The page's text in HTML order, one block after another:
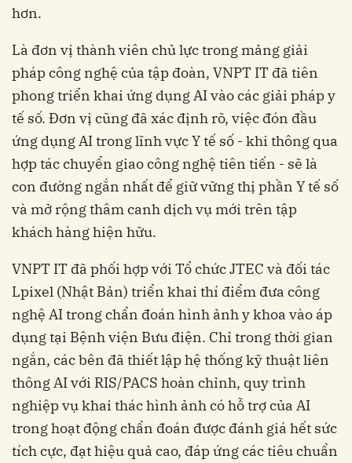
hơn.
Là đơn vị thành viên chủ lực trong mảng giải
pháp công nghệ của tập đoàn, VNPT IT đã tiên
phong triển khai ứng dụng AI vào các giải pháp y
tế số. Đơn vị cũng đã xác định rõ, việc đón đầu
ứng dụng AI trong lĩnh vực Y tế số - khi thông qua
hợp tác chuyển giao công nghệ tiên tiến - sẽ là
con đường ngắn nhất để giữ vững thị phần Y tế số
và mở rộng thâm canh dịch vụ mới trên tập
khách hàng hiện hữu.
VNPT IT đã phối hợp với Tổ chức JTEC và đối tác
Lpixel (Nhật Bản) triển khai thí điểm đưa công
nghệ AI trong chẩn đoán hình ảnh y khoa vào áp
dụng tại Bệnh viện Bưu điện. Chỉ trong thời gian
ngắn, các bên đã thiết lập hệ thống kỹ thuật liên
thông AI với RIS/PACS hoàn chỉnh, quy trình
nghiệp vụ khai thác hình ảnh có hỗ trợ của AI
trong hoạt động chẩn đoán được đánh giá hết sức
tích cực, đạt hiệu quả cao, đáp ứng các tiêu chuẩn